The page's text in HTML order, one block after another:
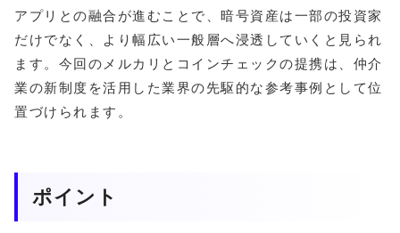
アプリとの融合が進むことで、暗号資産は一部の投資家
だけでなく、より幅広い一般層へ浸透していくと見られ
ます。今回のメルカリとコインチェックの提携は、仲介
業の新制度を活用した業界の先駆的な参考事例として位
置づけられます。
ポイント